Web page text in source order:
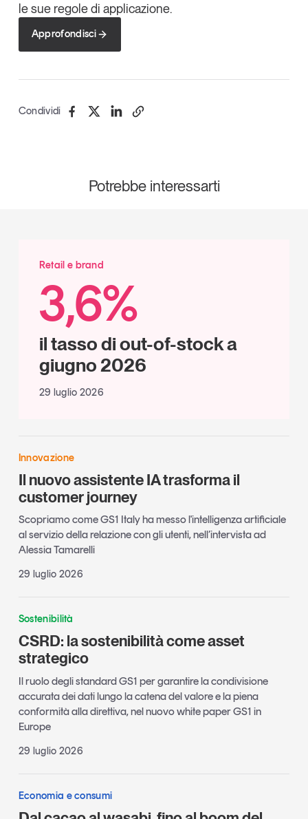
Tendenze2026
Tendenze è il magazine di GS1 Italy che racconta in
modo indipendente il cambiamento e le sfide del largo
consumo e dell’economia a professionisti e
consumatori
GS1 Italy
GS1 Italy
le sue regole di applicazione.
Approfondisci
Condividi
Potrebbe interessarti
Retail e brand
3,6%
il tasso di out-of-stock a
giugno 2026
29 luglio 2026
Innovazione
Il nuovo assistente IA trasforma il
customer journey
Scopriamo come GS1 Italy ha messo l'intelligenza artificiale
al servizio della relazione con gli utenti, nell’intervista ad
Alessia Tamarelli
29 luglio 2026
Sostenibilità
CSRD: la sostenibilità come asset
strategico
Il ruolo degli standard GS1 per garantire la condivisione
accurata dei dati lungo la catena del valore e la piena
conformità alla direttiva, nel nuovo white paper GS1 in
Europe
29 luglio 2026
Economia e consumi